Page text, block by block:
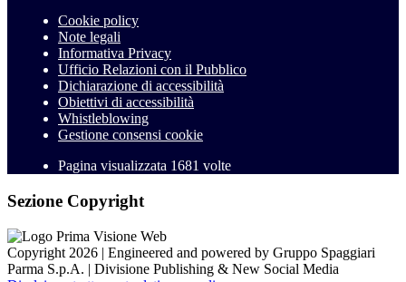
Cookie policy
Note legali
Informativa Privacy
Ufficio Relazioni con il Pubblico
Dichiarazione di accessibilità
Obiettivi di accessibilità
Whistleblowing
Gestione consensi cookie
Pagina visualizzata 1681 volte
Sezione Copyright
Copyright 2026 | Engineered and powered by Gruppo Spaggiari
Parma S.p.A. | Divisione Publishing & New Social Media